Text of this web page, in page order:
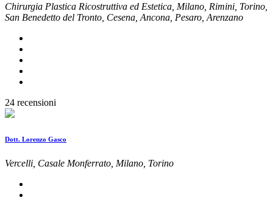
Chirurgia Plastica Ricostruttiva ed Estetica, Milano, Rimini, Torino,
San Benedetto del Tronto, Cesena, Ancona, Pesaro, Arenzano
24 recensioni
Dott. Lorenzo Gasco
Vercelli, Casale Monferrato, Milano, Torino